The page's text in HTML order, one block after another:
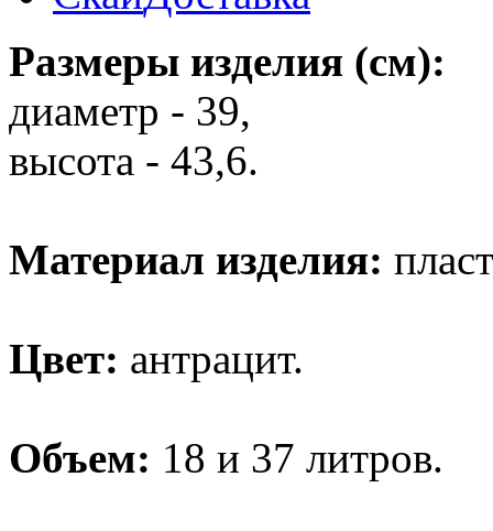
Размеры изделия (см):
диаметр - 39,
высота - 43,6.
Материал изделия:
Цвет: антрацит.
Объем: 18 и 37 литров.